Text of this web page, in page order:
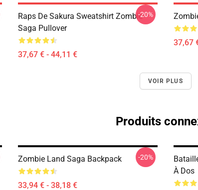
Raps De Sakura Sweatshirt Zombie
Saga Pullover
37,67 € - 44,11 €
-20%
37,67
VOIR PLUS
Produits
Zombie Land Saga Backpack
33,94 € - 38,18 €
-20%
À Dos